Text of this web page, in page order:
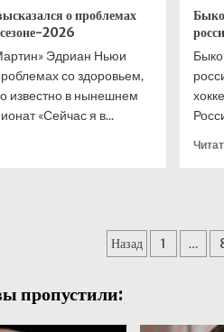
о проблемах
2026
Эдриан Ньюи
со здоровьем,
известно в нынешнем
«Сейчас я в...
Назад 1 …
пропустили: